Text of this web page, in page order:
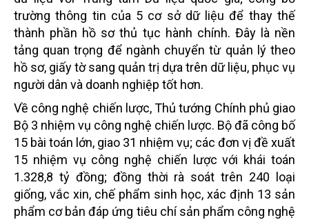
trường thông tin của 5 cơ sở dữ liệu để thay thế
thành phần hồ sơ thủ tục hành chính. Đây là nền
tảng quan trọng để ngành chuyển từ quản lý theo
hồ sơ, giấy tờ sang quản trị dựa trên dữ liệu, phục vụ
người dân và doanh nghiệp tốt hơn.
Về công nghệ chiến lược, Thủ tướng Chính phủ giao
Bộ 3 nhiệm vụ công nghệ chiến lược. Bộ đã công bố
15 bài toán lớn, giao 31 nhiệm vụ; các đơn vị đề xuất
15 nhiệm vụ công nghệ chiến lược với khái toán
1.328,8 tỷ đồng; đồng thời rà soát trên 240 loại
giống, vắc xin, chế phẩm sinh học, xác định 13 sản
phẩm cơ bản đáp ứng tiêu chí sản phẩm công nghệ